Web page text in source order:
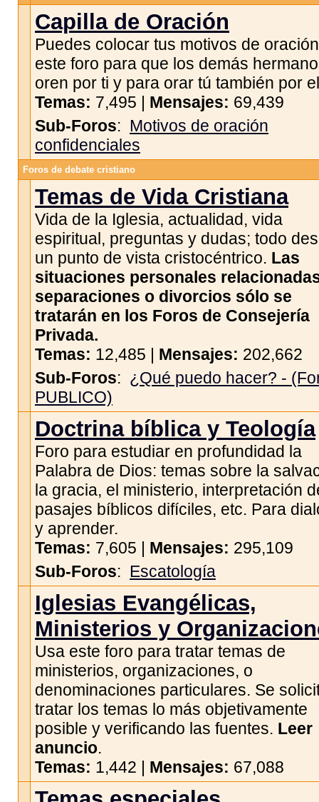
Capilla de Oración
Puedes colocar tus motivos de
este foro para que los demás
oren por ti y para orar tú también por
Temas: 7,495 | Mensajes: 69,439
Sub-Foros: Motivos de oración
confidenciales
Foros de debate cristiano
Temas de Vida Cristiana
Vida de la Iglesia, actualidad, vida
espiritual, preguntas y dudas; todo
un punto de vista cristocéntrico. Las
situaciones personales
separaciones o divorcios sólo se
tratarán en los Foros de Consejería
Privada.
Temas: 12,485 | Mensajes: 202,662
Sub-Foros: ¿Qué puedo hacer? -
PUBLICO)
Doctrina bíblica y Teología
Foro para estudiar en profundidad la
Palabra de Dios: temas sobre la
la gracia, el ministerio, interpretación
pasajes bíblicos difíciles, etc. Para
y aprender.
Temas: 7,605 | Mensajes: 295,109
Sub-Foros: Escatología
Iglesias Evangélicas,
Ministerios y
Usa este foro para tratar temas de
ministerios, organizaciones, o
denominaciones particulares. Se
tratar los temas lo más objetivamente
posible y verificando las fuentes. Leer
anuncio.
Temas: 1,442 | Mensajes: 67,088